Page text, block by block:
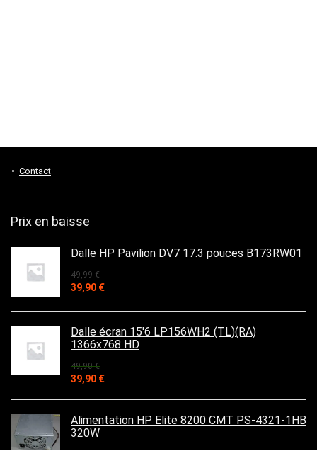
Contact
Prix en baisse
Dalle HP Pavilion DV7 17.3 pouces B173RW01
49,99€
Le
initial
était :
49,99 €.
39,90 €Le
actuel
39,90 €.
Dalle écran 15'6 LP156WH2 (TL)(RA)
1366x768 HD
49,90€
Le
initial
était :
49,90 €.
39,90 €Le
actuel
est :
39,90 €.
Alimentation HP Elite 8200 CMT PS-4321-1HB
320W